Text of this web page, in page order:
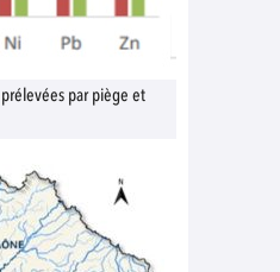
par piège et